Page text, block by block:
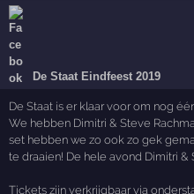
De Staat Eindfeest 2019
De Staat is er klaar voor om nog
We hebben Dimitri & Steve
set hebben we zo ook zo gek
te draaien! De hele avond Dimitri
Tickets zijn verkrijgbaar via